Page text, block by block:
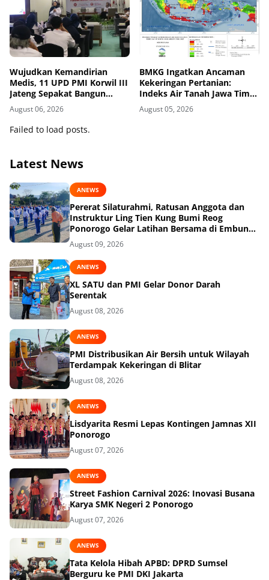
Wujudkan Kemandirian
Medis, 11 UPD PMI Korwil III
Jateng Sepakat Bangun
Jejaring Plasma Fraksionasi
Berkualitas CPOB
August 06, 2026
BMKG Ingatkan Ancaman
Kekeringan Pertanian:
Indeks Air Tanah Jawa Timur
Agustus 2026 Masuk
Kategori Kurang
August 05, 2026
Failed to load posts.
Latest News
ANEWS
Pererat Silaturahmi, Ratusan Anggota dan
Instruktur Ling Tien Kung Bumi Reog
Ponorogo Gelar Latihan Bersama di Embung
Pakel
August 09, 2026
ANEWS
XL SATU dan PMI Gelar Donor Darah
Serentak
August 08, 2026
ANEWS
PMI Distribusikan Air Bersih untuk Wilayah
Terdampak Kekeringan di Blitar
August 08, 2026
ANEWS
Lisdyarita Resmi Lepas Kontingen Jamnas XII
Ponorogo
August 07, 2026
ANEWS
Street Fashion Carnival 2026: Inovasi Busana
Karya SMK Negeri 2 Ponorogo
August 07, 2026
ANEWS
Tata Kelola Hibah APBD: DPRD Sumsel
Berguru ke PMI DKI Jakarta